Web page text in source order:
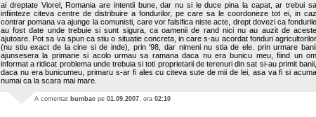
ai dreptate Viorel, Romania are intentii bune, dar nu si le duce pina la capat, ar trebui sa
infiinteze citeva centre de distribuire a fondurilor, pe care sa le coordoneze tot ei, in caz
contrar pomana va ajunge la comunisti, care vor falsifica niste acte, drept dovezi ca fondurile
au fost date unde trebuie si sunt sigura, ca oamenii de rand nici nu au auzit de aceste
ajutoare. Pot sa va spun ca stiu o situatie concreta, in care s-au acordat fonduri agricultorilor
(nu stiu exact de la cine si de inde), prin '98, dar nimeni nu stia de ele. prin urmare banii
ajunsesera la primarie si acolo urmau sa ramana daca nu era bunicu meu, fiind un om
informat a ridicat problema unde trebuia si toti proprietarii de terenuri din sat si-au primit banii,
daca nu era bunicumeu, primaru s-ar fi ales cu citeva sute de mii de lei, asa va fi si acuma
numai ca la scara mai mare.
A comentat bumbac pe 01.09.2007, ora 02:10